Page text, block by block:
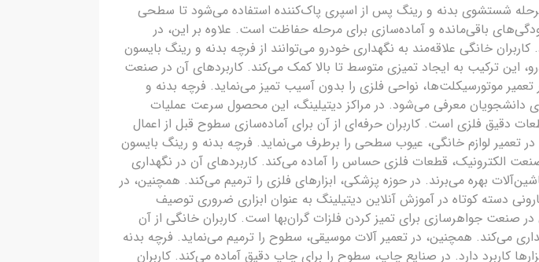
مرحله شستشوی بدنه و رینگ پس از اسپری پاک‌کننده استفاده می‌شود تا سطحی
باقی‌مانده و آماده‌سازی برای مرحله حفاظت است. علاوه بر این، در
خانگی علاقه‌مند به نگهداری خودرو می‌توانند از فرچه بدنه و رینگ بایسون
این ترکیب به ایجاد تمیزی متوسط تا بالا کمک می‌کند. کاربردهای آن در صنعت
موتورسیکلت‌ها، نواحی فلزی را بدون آسیب تمیز می‌نماید. فرچه بدنه و
دانشجویان معرفی می‌شود. در مراکز دیتیلینگ، این محصول سرعت عملیات
دقیق فلزی است. کاربران حرفه‌ای از آن برای آماده‌سازی سطوح قبل از اعمال
تعمیر لوازم خانگی، عیوب سطحی را برطرف می‌نماید. فرچه بدنه و رینگ بایسون
صنعت الکترونیک، قطعات فلزی حساس را آماده می‌کند. کاربردهای آن در نگهداری
بهره می‌برند. در حوزه پزشکی، ابزارهای فلزی را ترمیم می‌کند. همچنین، در
دسته کوتاه در آموزش آنلاین دیتیلینگ به عنوان ابزاری ضروری توصیف
صنعت جواهرسازی برای تمیز کردن فلزات گران‌بها است. کاربران خانگی از آن
می‌کند. همچنین، در تعمیر آلات موسیقی، سطوح را ترمیم می‌نماید. فرچه بدنه
کاربرد دارد. در صنایع چاپ، سطوح را برای چاپ دقیق آماده می‌کند. کاربران